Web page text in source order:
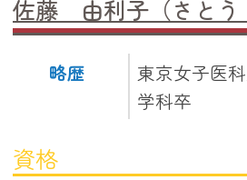
佐藤 由利子（さとう
略歴
東京女子医
学科卒
資格